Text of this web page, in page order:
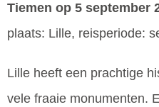
Tiemen op 5 september
plaats: Lille, reisperiode:
Lille heeft een prachtige
vele fraaie monumenten.